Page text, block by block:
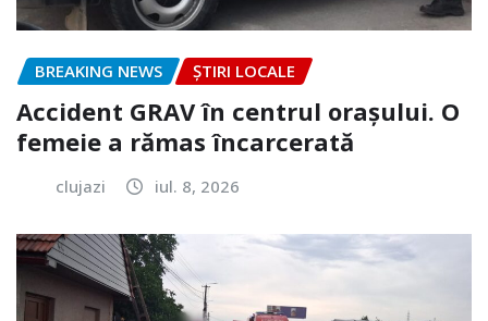
BREAKING NEWS ȘTIRI LOCALE
Accident GRAV în centrul orașului. O
femeie a rămas încarcerată
clujazi iul. 8, 2026